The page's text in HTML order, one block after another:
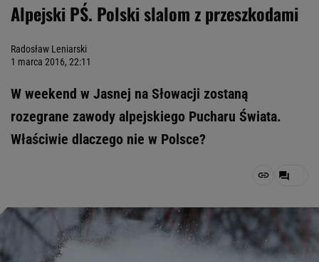
Alpejski PŚ. Polski slalom z przeszkodami
Radosław Leniarski
1 marca 2016, 22:11
W weekend w Jasnej na Słowacji zostaną
rozegrane zawody alpejskiego Pucharu Świata.
Właściwie dlaczego nie w Polsce?